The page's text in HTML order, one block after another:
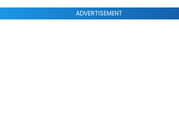
ADVERTISEMENT